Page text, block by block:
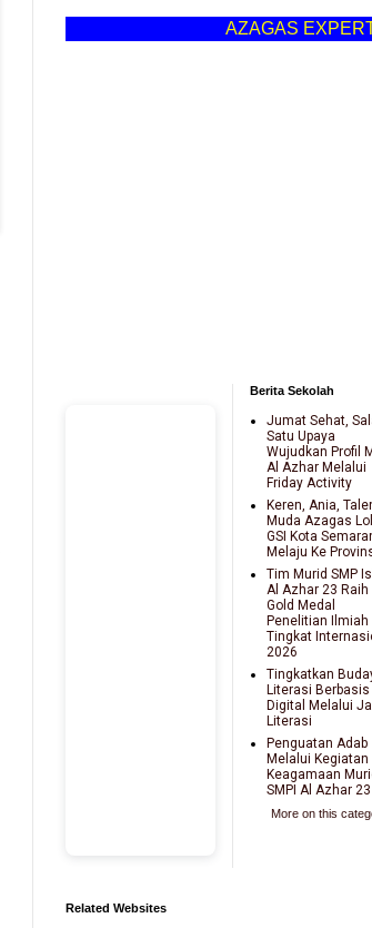
AZAGAS EXPERT
Berita Sekolah
Jumat Sehat,
Satu Upaya
Wujudkan Profil
Al Azhar Melalui
Friday Activity
Keren, Ania,
Muda Azagas
GSI Kota
Melaju Ke
Tim Murid SMP
Al Azhar 23 Raih
Gold Medal
Penelitian Ilmiah
Tingkat
2026
Tingkatkan
Literasi Berbasis
Digital Melalui
Literasi
Penguatan Adab
Melalui Kegiatan
Keagamaan
SMPI Al Azhar 23
More on this
Related Websites